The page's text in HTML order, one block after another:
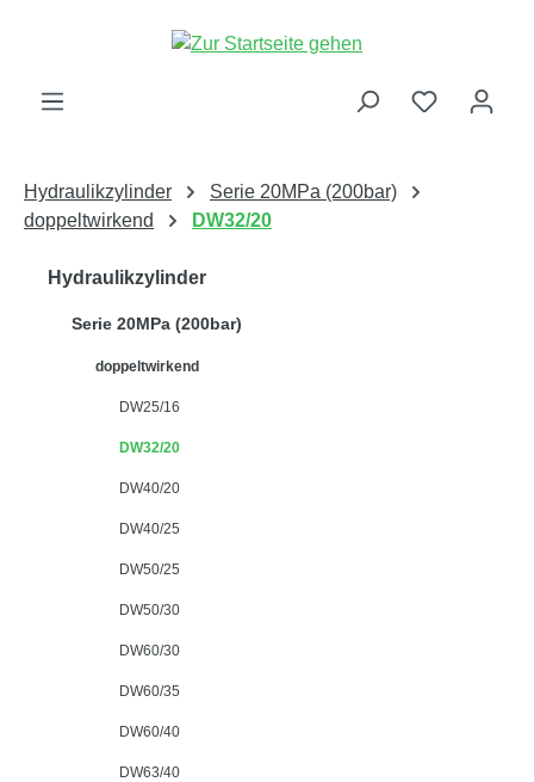
Hydraulikzylinder
Serie 20MPa (200bar)
doppeltwirkend
DW32/20
Hydraulikzylinder
Serie 20MPa (200bar)
doppeltwirkend
DW25/16
DW32/20
DW40/20
DW40/25
DW50/25
DW50/30
DW60/30
DW60/35
DW60/40
DW63/40